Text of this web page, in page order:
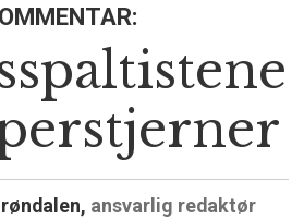
ansvarlig redaktør